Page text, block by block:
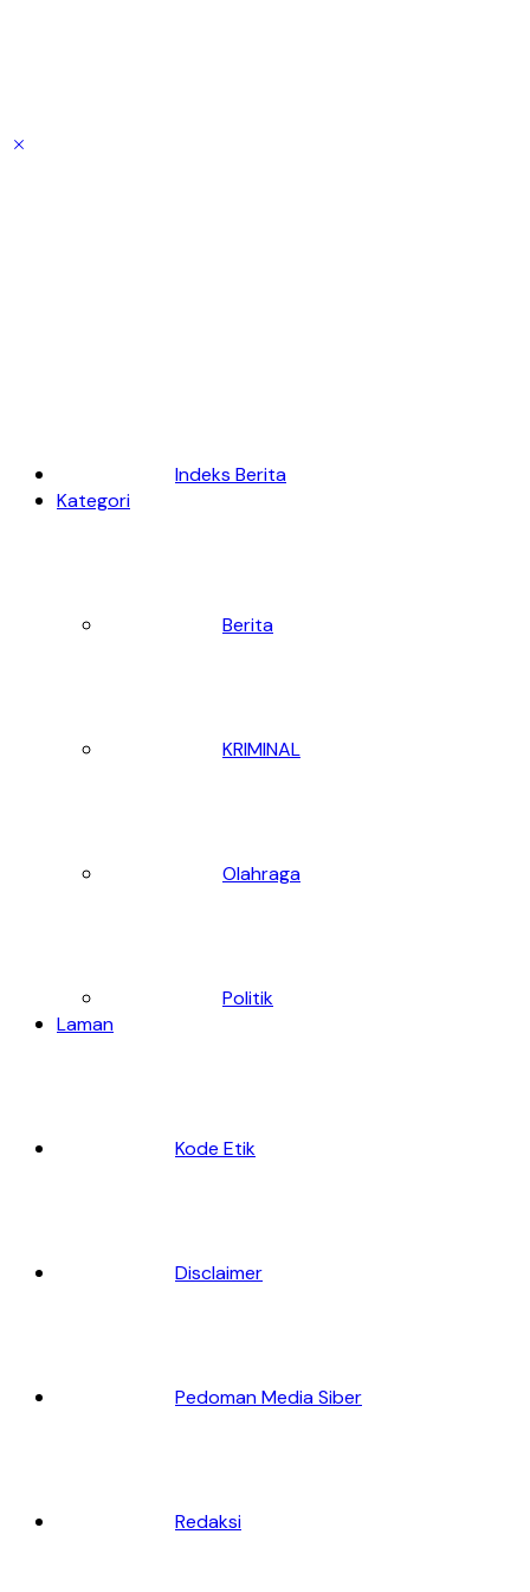
Indeks Berita
Kategori
Berita
KRIMINAL
Olahraga
Politik
Laman
Kode Etik
Disclaimer
Pedoman Media Siber
Redaksi